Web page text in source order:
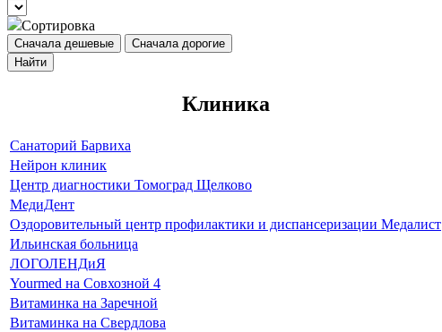
Сортировка
Сначала дешевые
Сначала дорогие
Найти
Клиника
Санаторий Барвиха
Нейрон клиник
Центр диагностики Томоград Щелково
МедиДент
Оздоровительный центр профилактики и диспансеризации Медалист
Ильинская больница
ЛОГОЛЕНДиЯ
Yourmed на Совхозной 4
Витаминка на Заречной
Витаминка на Свердлова